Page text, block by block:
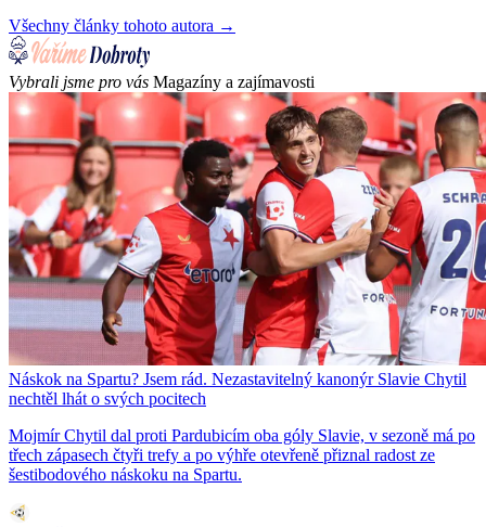
Všechny články tohoto autora →
Vybrali jsme pro vás Magazíny a zajímavosti
Náskok na Spartu? Jsem rád. Nezastavitelný kanonýr Slavie Chytil
nechtěl lhát o svých pocitech
Mojmír Chytil dal proti Pardubicím oba góly Slavie, v sezoně má po
třech zápasech čtyři trefy a po výhře otevřeně přiznal radost ze
šestibodového náskoku na Spartu.